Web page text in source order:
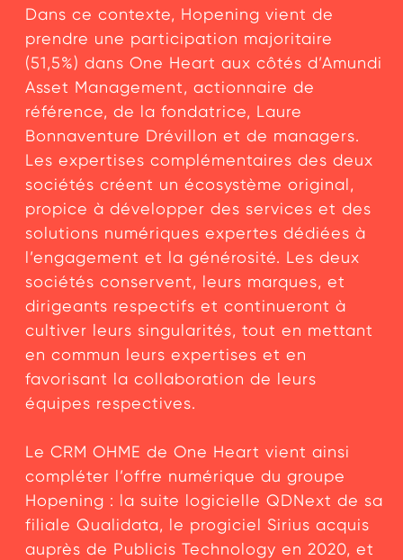
Actualités
Communiqués de presse
Gouvernance
Dans ce contexte, Hopening vient de
prendre une participation majoritaire
(51,5%) dans One Heart aux côtés d’Amundi
Asset Management, actionnaire de
référence, de la fondatrice, Laure
Bonnaventure Drévillon et de managers.
Les expertises complémentaires des deux
sociétés créent un écosystème original,
propice à développer des services et des
solutions numériques expertes dédiées à
l’engagement et la générosité. Les deux
sociétés conservent, leurs marques, et
dirigeants respectifs et continueront à
cultiver leurs singularités, tout en mettant
en commun leurs expertises et en
favorisant la collaboration de leurs
équipes respectives.
Le CRM OHME de One Heart vient ainsi
compléter l’offre numérique du groupe
Hopening : la suite logicielle QDNext de sa
filiale Qualidata, le progiciel Sirius acquis
auprès de Publicis Technology en 2020, et